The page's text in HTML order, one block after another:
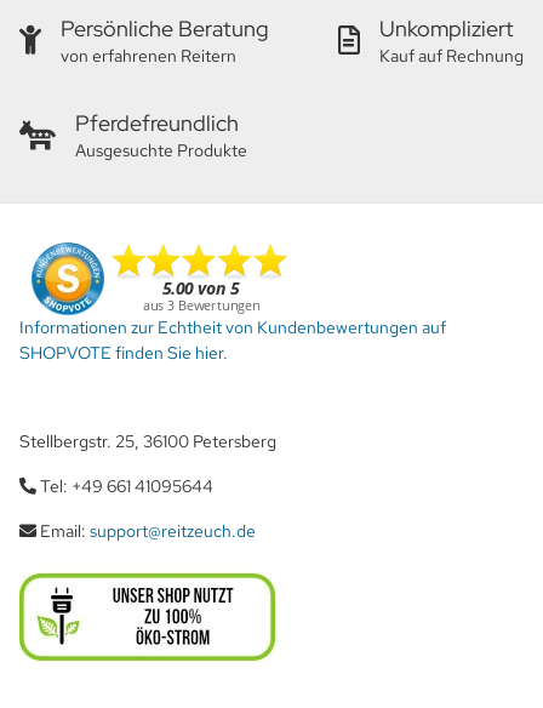
Persönliche Beratung
von erfahrenen Reitern
Unkompliziert
Kauf auf Rechnung
Pferdefreundlich
Ausgesuchte Produkte
Informationen zur Echtheit von Kundenbewertungen auf
SHOPVOTE finden Sie hier.
Stellbergstr. 25, 36100 Petersberg
Tel: +49 661 41095644
Email: support@reitzeuch.de